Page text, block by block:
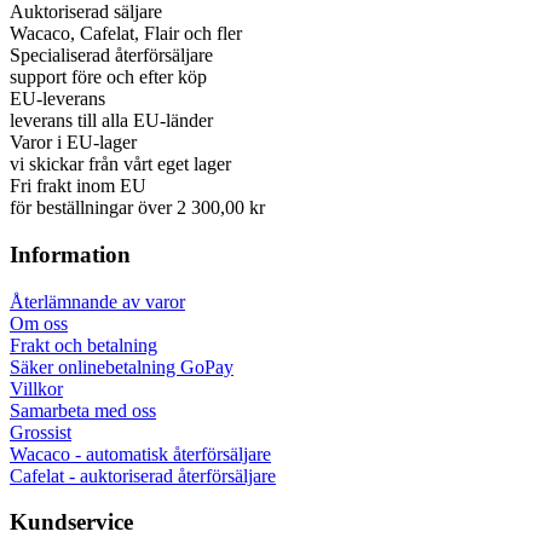
Auktoriserad säljare
Wacaco, Cafelat, Flair och fler
Specialiserad återförsäljare
support före och efter köp
EU-leverans
leverans till alla EU-länder
Varor i EU-lager
vi skickar från vårt eget lager
Fri frakt inom EU
för beställningar över 2 300,00 kr
Information
Återlämnande av varor
Om oss
Frakt och betalning
Säker onlinebetalning GoPay
Villkor
Samarbeta med oss
Grossist
Wacaco - automatisk återförsäljare
Cafelat - auktoriserad återförsäljare
Kundservice